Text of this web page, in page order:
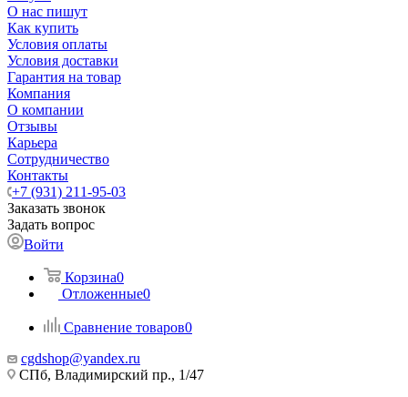
О нас пишут
Как купить
Условия оплаты
Условия доставки
Гарантия на товар
Компания
О компании
Отзывы
Карьера
Сотрудничество
Контакты
+7 (931) 211-95-03
Заказать звонок
Задать вопрос
Войти
Корзина0
Отложенные0
Сравнение товаров0
cgdshop@yandex.ru
СПб, Владимирский пр., 1/47